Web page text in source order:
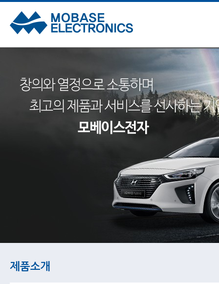
제품소개